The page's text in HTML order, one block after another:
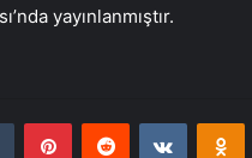
yayınlanmıştır.
Tumblr PinterestReddit